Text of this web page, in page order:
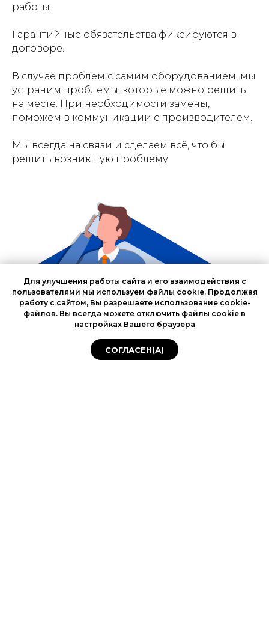
работы.
Гарантийные обязательства фиксируются в
договоре.
В случае проблем с самим оборудованием, мы
устраним проблемы, которые можно решить
на месте. При необходимости замены,
поможем в коммуникации с производителем.
Мы всегда на связи и сделаем всё, что бы
решить возникшую проблему
Для улучшения работы сайта и его взаимодействия с
пользователями мы используем файлы cookie. Продолжая
работу с сайтом, Вы разрешаете использование cookie-
файлов. Вы всегда можете отключить файлы cookie в
настройках Вашего браузера
СОГЛАСЕН(А)